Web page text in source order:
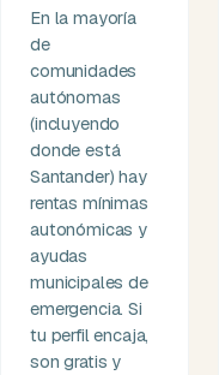
En la mayoría
de
comunidades
autónomas
(incluyendo
donde está
Santander) hay
rentas mínimas
autonómicas y
ayudas
municipales de
emergencia. Si
tu perfil encaja,
son gratis y